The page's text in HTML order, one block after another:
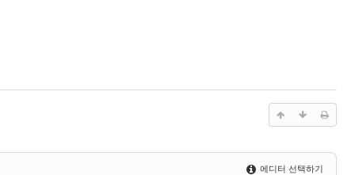
에디터 선택하기